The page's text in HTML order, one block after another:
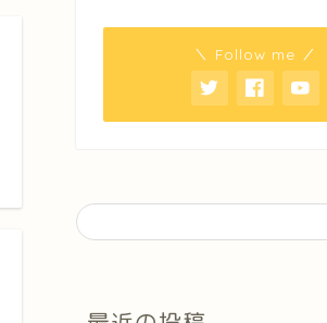
＼ Follow me ／